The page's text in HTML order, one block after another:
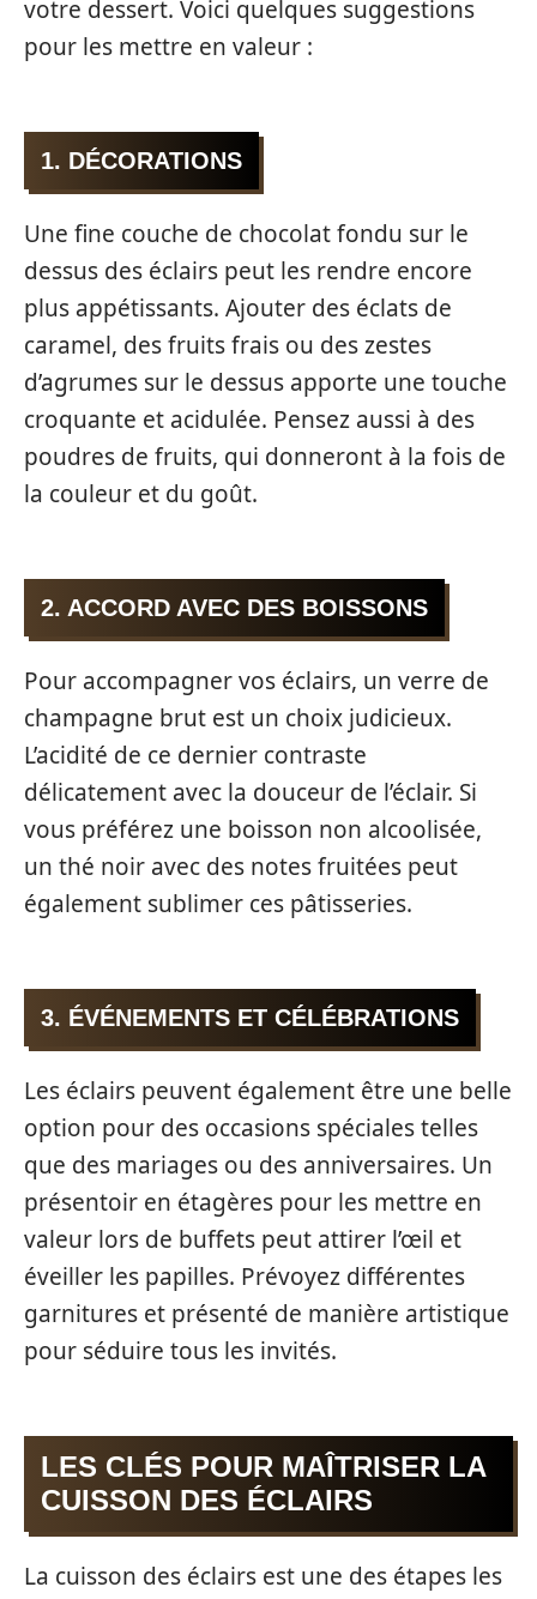
votre dessert. Voici quelques suggestions
pour les mettre en valeur :
1. DÉCORATIONS
Une fine couche de chocolat fondu sur le
dessus des éclairs peut les rendre encore
plus appétissants. Ajouter des éclats de
caramel, des fruits frais ou des zestes
d’agrumes sur le dessus apporte une touche
croquante et acidulée. Pensez aussi à des
poudres de fruits, qui donneront à la fois de
la couleur et du goût.
2. ACCORD AVEC DES BOISSONS
Pour accompagner vos éclairs, un verre de
champagne brut est un choix judicieux.
L’acidité de ce dernier contraste
délicatement avec la douceur de l’éclair. Si
vous préférez une boisson non alcoolisée,
un thé noir avec des notes fruitées peut
également sublimer ces pâtisseries.
3. ÉVÉNEMENTS ET CÉLÉBRATIONS
Les éclairs peuvent également être une belle
option pour des occasions spéciales telles
que des mariages ou des anniversaires. Un
présentoir en étagères pour les mettre en
valeur lors de buffets peut attirer l’œil et
éveiller les papilles. Prévoyez différentes
garnitures et présenté de manière artistique
pour séduire tous les invités.
LES CLÉS POUR MAÎTRISER LA
CUISSON DES ÉCLAIRS
La cuisson des éclairs est une des étapes les